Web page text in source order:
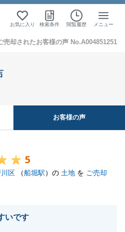
お気に入り 検索条件 閲覧履歴 メニュー
却されたお客様の声 No.A004851251
お客様の声
5
区 （船堀駅）の 土地 を ご売却
いです